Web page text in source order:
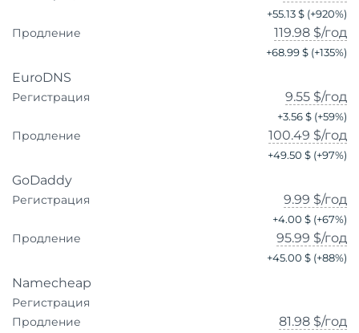
+55.13 $ (+920%)
Продление 119.98 $/год
+68.99 $ (+135%)
EuroDNS
Регистрация 9.55 $/год
+3.56 $ (+59%)
Продление 100.49 $/год
+49.50 $ (+97%)
GoDaddy
Регистрация 9.99 $/год
+4.00 $ (+67%)
Продление 95.99 $/год
+45.00 $ (+88%)
Namecheap
Регистрация
Продление
81.98 $/год